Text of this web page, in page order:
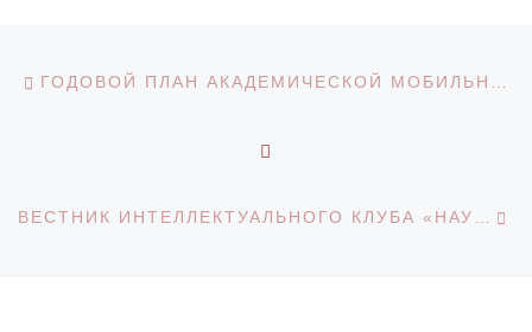
Навигация по записям